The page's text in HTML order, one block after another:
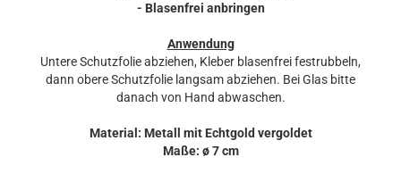
- Blasenfrei anbringen
Anwendung
Untere Schutzfolie abziehen, Kleber blasenfrei festrubbeln,
dann obere Schutzfolie langsam abziehen. Bei Glas bitte
danach von Hand abwaschen.
Material: Metall mit Echtgold vergoldet
Maße: ø 7 cm